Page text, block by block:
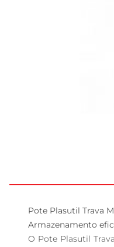
Pote Plasutil Trava
Armazenamento
O Pote Plasutil